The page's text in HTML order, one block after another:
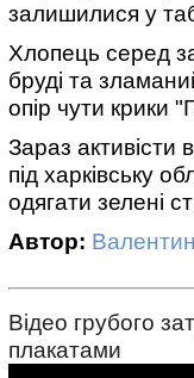
залишилися у
Хлопець серед
бруді та
опір чути крики
Зараз активісти
під харківську
одягати зелені
Автор:
Відео грубого
плакатами